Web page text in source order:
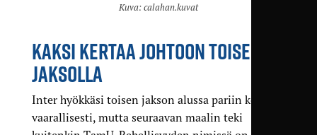
Kuva: calahan.kuvat
KAKSI KERTAA JOHTOON TOISELLA
JAKSOLLA
Inter hyökkäsi toisen jakson alussa pariin kertaan
vaarallisesti, mutta seuraavan maalin teki